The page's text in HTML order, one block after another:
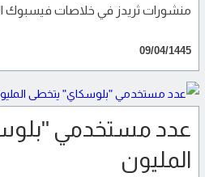
منشورات ثريدز في خلاصات فيسبوك
09/04/1445
عدد مستخدمي
المليون